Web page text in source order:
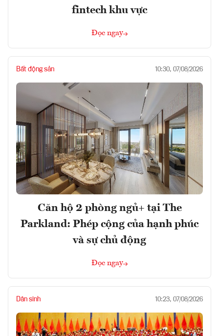
fintech khu vực
Đọc ngay
Bất động sản 10:30, 07/08/2026
Căn hộ 2 phòng ngủ+ tại The
Parkland: Phép cộng của hạnh phúc
và sự chủ động
Đọc ngay
Dân sinh 10:23, 07/08/2026